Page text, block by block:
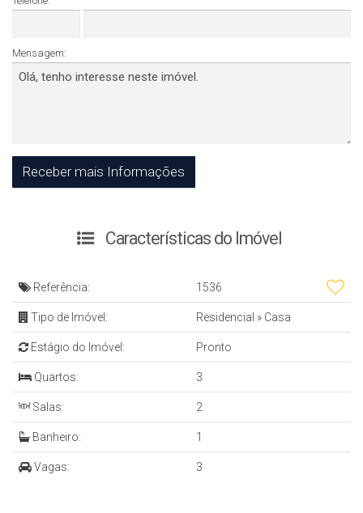
Mensagem:
Características do Imóvel
Referência: 1536
Tipo de Imóvel: Residencial » Casa
Estágio do Imóvel: Pronto
Quartos: 3
Salas: 2
Banheiro: 1
Vagas: 3